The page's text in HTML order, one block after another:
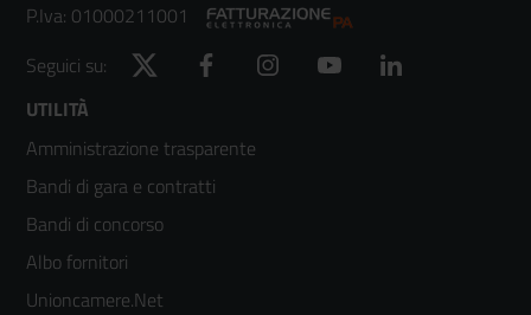
P.Iva: 01000211001
Seguici su:
Twitter Facebook Instagram YouTube
Footer
menù
colonna
2
UTILITÀ
Amministrazione trasparente
Bandi di gara e contratti
Bandi di concorso
Albo fornitori
Unioncamere.Net